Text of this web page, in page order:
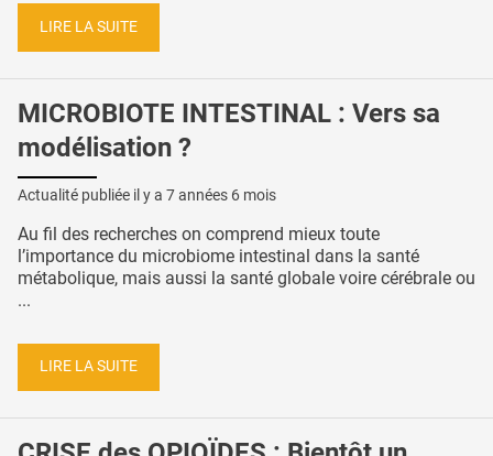
LIRE LA SUITE
MICROBIOTE INTESTINAL : Vers sa
modélisation ?
Actualité publiée il y a 7 années 6 mois
Au fil des recherches on comprend mieux toute
l’importance du microbiome intestinal dans la santé
métabolique, mais aussi la santé globale voire cérébrale ou
...
LIRE LA SUITE